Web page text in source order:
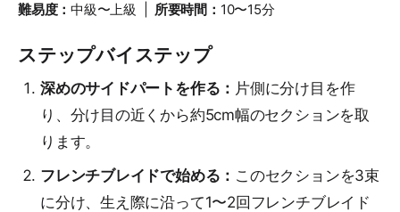
難易度：中級〜上級 | 所要時間： 10〜15分
ステップバイステップ
深めのサイドパートを作る： 片側に分け目を作
り、分け目の近くから約5cm幅のセクションを取
ります。
フレンチブレイドで始める： このセクションを3束
に分け、生え際に沿って1〜2回フレンチブレイド